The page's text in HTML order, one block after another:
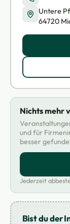
Bist du der
Untere
64720
Nichts mehr
und für
besser
Jederzeit